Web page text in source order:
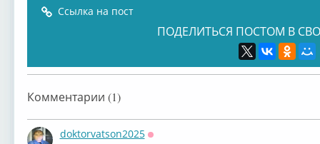
Ссылка на пост
ПОДЕЛИТЬСЯ ПОСТОМ В
Комментарии (1)
doktorvatson2025